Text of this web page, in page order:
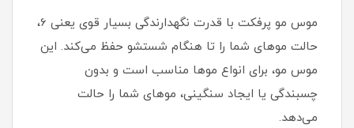
موس مو پرفکت با قدرت نگهدارندگی بسیار قوی یعنی 6،
حالت موهای شما را تا هنگام شستشو حفظ می‌کند. این
موس مو، برای انواع موها مناسب است و بدون
چسبندگی یا ایجاد سنگینی، موهای شما را حالت
می‌دهد.